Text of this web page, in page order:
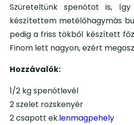
Szüreteltünk spenótot is,
készítettem metélőhagymás
pedig a friss tökből készített
Finom lett nagyon, ezért
Hozzávalók:
1/2 kg spenótlevél
2 szelet rozskenyér
2 csapott ek.lenmagpehely